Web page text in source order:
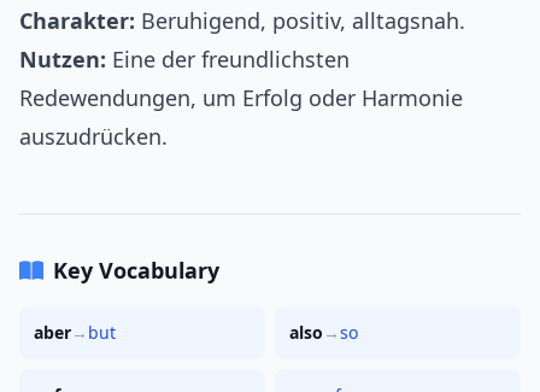
Charakter: Beruhigend, positiv, alltagsnah.
Nutzen: Eine der freundlichsten
Redewendungen, um Erfolg oder Harmonie
auszudrücken.
Key Vocabulary
aber→ but also →so